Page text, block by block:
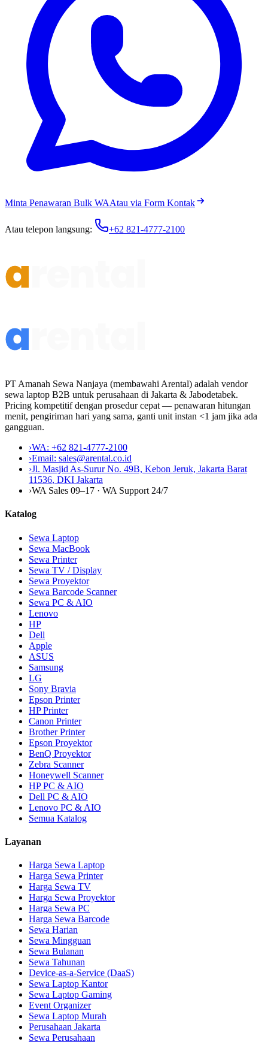
Minta Penawaran Bulk WAAtau via Form Kontak
Atau telepon langsung: +62 821-4777-2100
PT Amanah Sewa Nanjaya (membawahi Arental) adalah vendor
sewa laptop B2B untuk perusahaan di Jakarta & Jabodetabek.
Pricing kompetitif dengan prosedur cepat — penawaran hitungan
menit, pengiriman hari yang sama, ganti unit instan <1 jam jika ada
gangguan.
›WA: +62 821-4777-2100
›Email: sales@arental.co.id
›Jl. Masjid As-Surur No. 49B, Kebon Jeruk, Jakarta Barat
11536, DKI Jakarta
›WA Sales 09–17 · WA Support 24/7
Katalog
Sewa Laptop
Sewa MacBook
Sewa Printer
Sewa TV / Display
Sewa Proyektor
Sewa Barcode Scanner
Sewa PC & AIO
Lenovo
HP
Dell
Apple
ASUS
Samsung
LG
Sony Bravia
Epson Printer
HP Printer
Canon Printer
Brother Printer
Epson Proyektor
BenQ Proyektor
Zebra Scanner
Honeywell Scanner
HP PC & AIO
Dell PC & AIO
Lenovo PC & AIO
Semua Katalog
Layanan
Harga Sewa Laptop
Harga Sewa Printer
Harga Sewa TV
Harga Sewa Proyektor
Harga Sewa PC
Harga Sewa Barcode
Sewa Harian
Sewa Mingguan
Sewa Bulanan
Sewa Tahunan
Device-as-a-Service (DaaS)
Sewa Laptop Kantor
Sewa Laptop Gaming
Event Organizer
Sewa Laptop Murah
Perusahaan Jakarta
Sewa Perusahaan